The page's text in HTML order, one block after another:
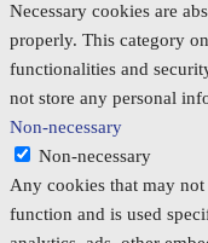
Necessary cookies are
properly. This category
functionalities and
not store any personal
Non-necessary
Non-necessary
Any cookies that may
function and is used